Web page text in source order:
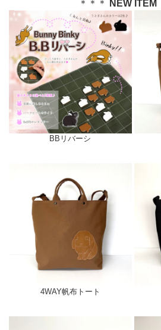
＊＊＊ NEW ITEM
BBリバーシ
4WAY帆布トート